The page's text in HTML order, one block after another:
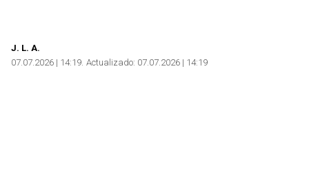
J. L. A.
07.07.2026 | 14:19 Actualizado: 07.07.2026 | 14:19